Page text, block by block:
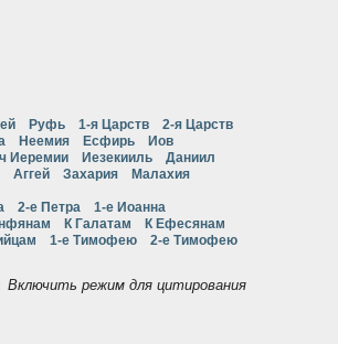
Руфь 1-я Царств
2-я Царств
Неемия Есфирь
Иов
Иеремии Иезекииль
Даниил
Аггей Захария Малахия
2-е Петра
1-е Иоанна
К Галатам
К Ефесянам
1-е Тимофею
2-е Тимофею
Включить режим для цитирования